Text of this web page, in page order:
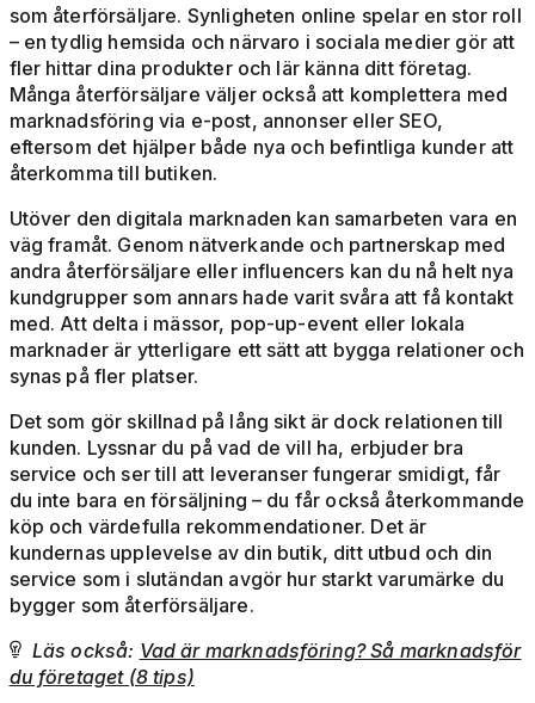
som återförsäljare. Synligheten online spelar en stor roll
– en tydlig hemsida och närvaro i sociala medier gör att
fler hittar dina produkter och lär känna ditt företag.
Många återförsäljare väljer också att komplettera med
marknadsföring via e-post, annonser eller SEO,
eftersom det hjälper både nya och befintliga kunder att
återkomma till butiken.
Utöver den digitala marknaden kan samarbeten vara en
väg framåt. Genom nätverkande och partnerskap med
andra återförsäljare eller influencers kan du nå helt nya
kundgrupper som annars hade varit svåra att få kontakt
med. Att delta i mässor, pop-up-event eller lokala
marknader är ytterligare ett sätt att bygga relationer och
synas på fler platser.
Det som gör skillnad på lång sikt är dock relationen till
kunden. Lyssnar du på vad de vill ha, erbjuder bra
service och ser till att leveranser fungerar smidigt, får
du inte bara en försäljning – du får också återkommande
köp och värdefulla rekommendationer. Det är
kundernas upplevelse av din butik, ditt utbud och din
service som i slutändan avgör hur starkt varumärke du
bygger som återförsäljare.
 Läs också: Vad är marknadsföring? Så marknadsför
du företaget (8 tips)